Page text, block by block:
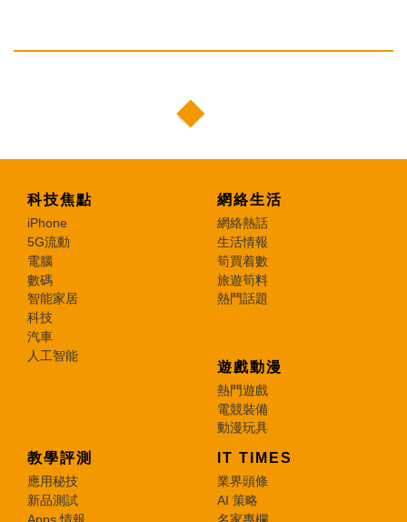
科技焦點
iPhone
5G流動
電腦
數碼
智能家居
科技
汽車
人工智能
網絡生活
網絡熱話
生活情報
筍買着數
旅遊筍料
熱門話題
遊戲動漫
熱門遊戲
電競裝備
動漫玩具
教學評測
應用秘技
新品測試
Apps 情報
IT TIMES
業界頭條
AI 策略
名家專欄